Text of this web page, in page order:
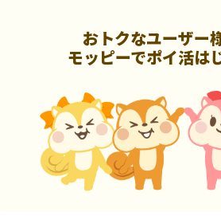
おトクなユーザー
モッピーでポイ活は